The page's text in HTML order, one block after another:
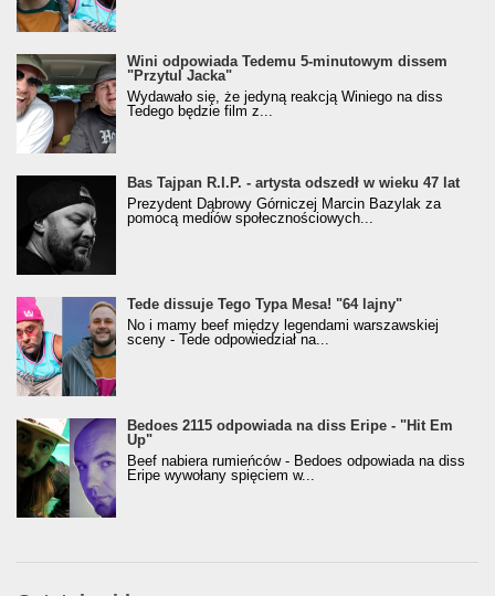
Wini odpowiada Tedemu 5-minutowym dissem
"Przytul Jacka"
Wydawało się, że jedyną reakcją Winiego na diss
Tedego będzie film z...
Bas Tajpan R.I.P. - artysta odszedł w wieku 47 lat
Prezydent Dąbrowy Górniczej Marcin Bazylak za
pomocą mediów społecznościowych...
Tede dissuje Tego Typa Mesa! "64 lajny"
No i mamy beef między legendami warszawskiej
sceny - Tede odpowiedział na...
Bedoes 2115 odpowiada na diss Eripe - "Hit Em
Up"
Beef nabiera rumieńców - Bedoes odpowiada na diss
Eripe wywołany spięciem w...